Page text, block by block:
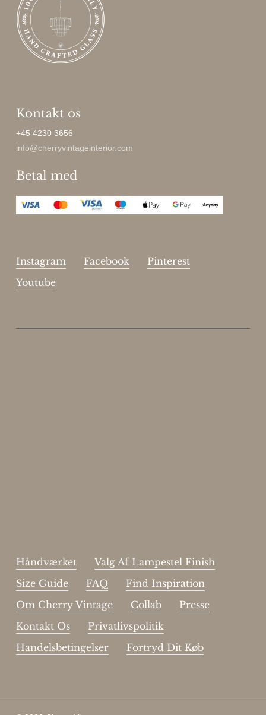
Kontakt os
+45 4230 3656
info@cherryvintageinterior.com
Betal med
Instagram Facebook
Pinterest
Youtube
Håndværket
Valg Af Lampestel Finish
Size Guide
FAQ
Find Inspiration
Om Cherry Vintage
Collab
Presse
Kontakt Os
Privatlivspolitik
Handelsbetingelser
Fortryd Dit Køb